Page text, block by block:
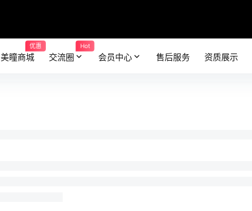
美瞳商城
优惠
交流圈
Hot
会员中心 售后服务 资质展示